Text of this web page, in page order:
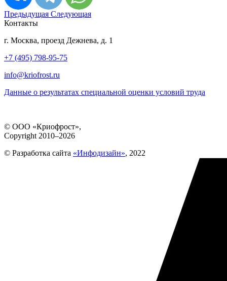
Предыдущая Следующая
Контакты
г. Москва, проезд Дежнева, д. 1
+7 (495) 798-95-75
info@kriofrost.ru
Данные о результатах специальной оценки условий труда
© ООО «Криофрост»,
Copyright 2010–2026
© Разработка сайта «Инфодизайн», 2022